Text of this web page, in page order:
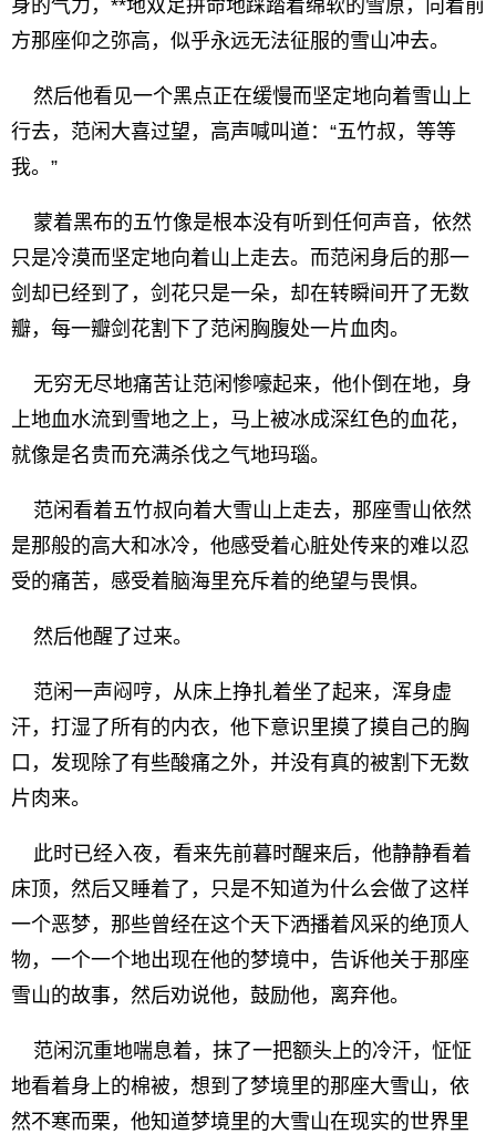
身的气力，**地双足拼命地踩踏着绵软的雪原，向着前
方那座仰之弥高，似乎永远无法征服的雪山冲去。
然后他看见一个黑点正在缓慢而坚定地向着雪山上
行去，范闲大喜过望，高声喊叫道：“五竹叔，等等
我。”
蒙着黑布的五竹像是根本没有听到任何声音，依然
只是冷漠而坚定地向着山上走去。而范闲身后的那一
剑却已经到了，剑花只是一朵，却在转瞬间开了无数
瓣，每一瓣剑花割下了范闲胸腹处一片血肉。
无穷无尽地痛苦让范闲惨嚎起来，他仆倒在地，身
上地血水流到雪地之上，马上被冰成深红色的血花，
就像是名贵而充满杀伐之气地玛瑙。
范闲看着五竹叔向着大雪山上走去，那座雪山依然
是那般的高大和冰冷，他感受着心脏处传来的难以忍
受的痛苦，感受着脑海里充斥着的绝望与畏惧。
然后他醒了过来。
范闲一声闷哼，从床上挣扎着坐了起来，浑身虚
汗，打湿了所有的内衣，他下意识里摸了摸自己的胸
口，发现除了有些酸痛之外，并没有真的被割下无数
片肉来。
此时已经入夜，看来先前暮时醒来后，他静静看着
床顶，然后又睡着了，只是不知道为什么会做了这样
一个恶梦，那些曾经在这个天下洒播着风采的绝顶人
物，一个一个地出现在他的梦境中，告诉他关于那座
雪山的故事，然后劝说他，鼓励他，离弃他。
范闲沉重地喘息着，抹了一把额头上的冷汗，怔怔
地看着身上的棉被，想到了梦境里的那座大雪山，依
然不寒而栗，他知道梦境里的大雪山在现实的世界里